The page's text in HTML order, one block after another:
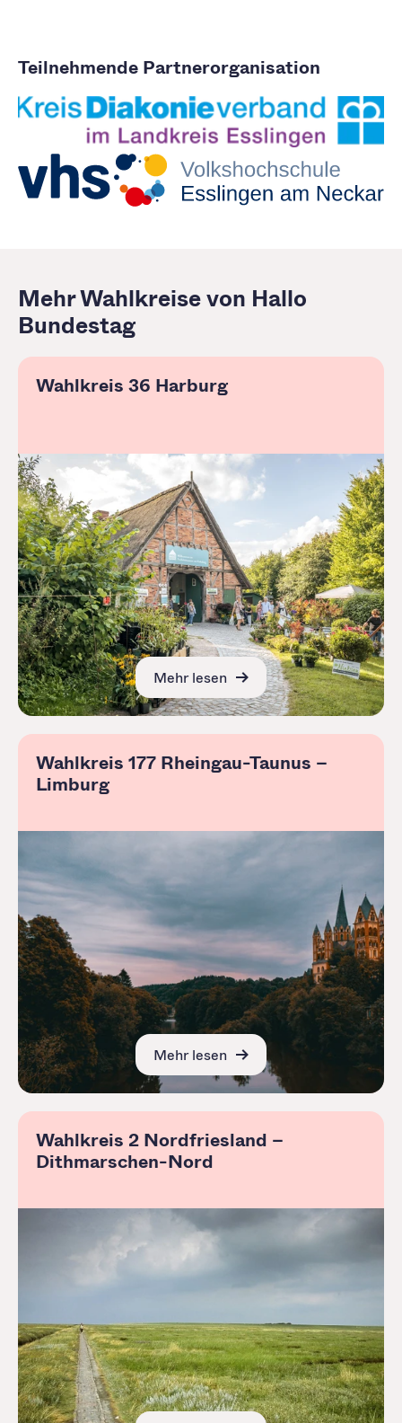
Teilnehmende Partnerorganisation
Mehr Wahlkreise von Hallo
Bundestag
Wahlkreis 36 Harburg
Mehr lesen
Wahlkreis 177 Rheingau-Taunus –
Limburg
Mehr lesen
Wahlkreis 2 Nordfriesland –
Dithmarschen-Nord